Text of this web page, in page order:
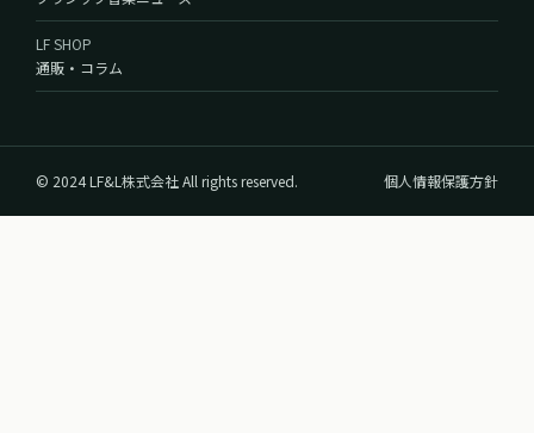
LF SHOP
通販・コラム
© 2024 LF&L株式会社 All rights reserved. 個人情報保護方針